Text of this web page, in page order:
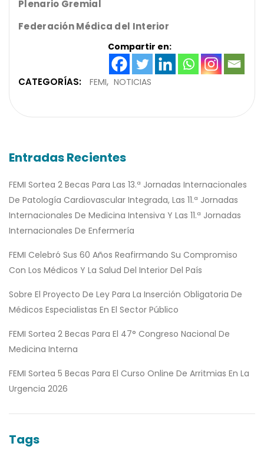
Plenario Gremial
Federación Médica del Interior
Compartir en:
CATEGORÍAS: FEMI NOTICIAS
Entradas Recientes
FEMI Sortea 2 Becas Para Las 13.ª Jornadas Internacionales
De Patología Cardiovascular Integrada, Las 11.ª Jornadas
Internacionales De Medicina Intensiva Y Las 11.ª Jornadas
Internacionales De Enfermería
FEMI Celebró Sus 60 Años Reafirmando Su Compromiso
Con Los Médicos Y La Salud Del Interior Del País
Sobre El Proyecto De Ley Para La Inserción Obligatoria De
Médicos Especialistas En El Sector Público
FEMI Sortea 2 Becas Para El 47° Congreso Nacional De
Medicina Interna
FEMI Sortea 5 Becas Para El Curso Online De Arritmias En La
Urgencia 2026
Tags